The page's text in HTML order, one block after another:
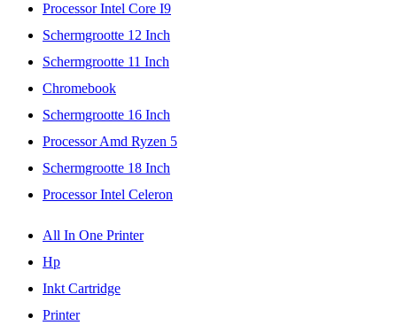
Processor Intel Core I9
Schermgrootte 12 Inch
Schermgrootte 11 Inch
Chromebook
Schermgrootte 16 Inch
Processor Amd Ryzen 5
Schermgrootte 18 Inch
Processor Intel Celeron
All In One Printer
Hp
Inkt Cartridge
Printer